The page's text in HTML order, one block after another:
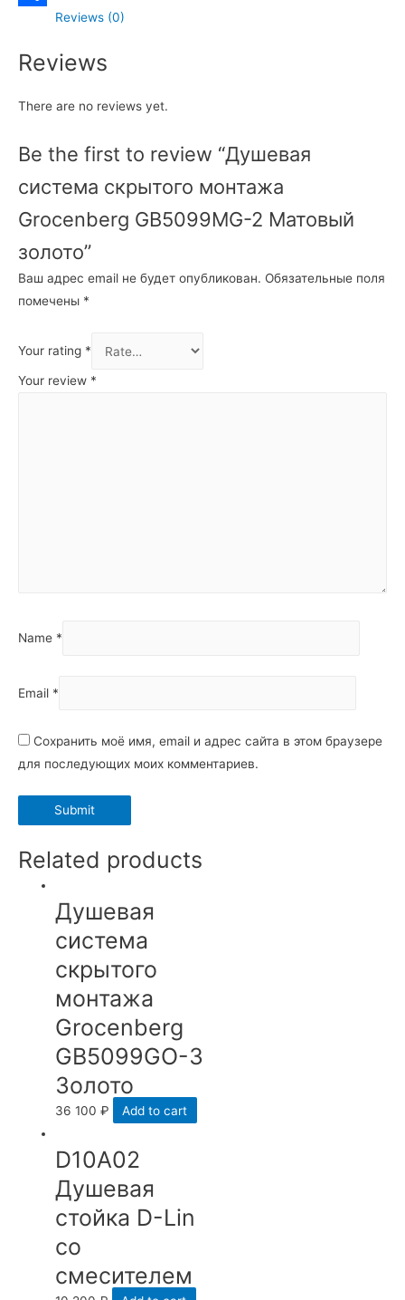
ОтправитьReviews (0)
Reviews
There are no reviews yet.
Be the first to review “Душевая
система скрытого монтажа
Grocenberg GB5099MG-2 Матовый
золото”
Ваш адрес email не будет опубликован. Обязательные поля
помечены *
Your rating *
Your review *
Name *
Email *
Сохранить моё имя, email и адрес сайта в этом браузере
для последующих моих комментариев.
Related products
Душевая
система
скрытого
монтажа
Grocenberg
GB5099GO-3
Золото
36 100₽ Add to cart
D10A02
Душевая
стойка D-Lin
со
смесителем